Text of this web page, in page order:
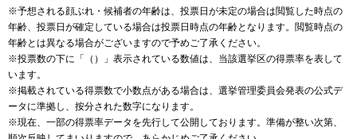
※予想される顔ぶれ・候補者の年齢は、投票日が未定の場合は閲覧した時点の
年齢、投票日が確定している場合は投票日時点の年齢となります。閲覧時点の
年齢とは異なる場合がございますので予めご了承ください。
※投票数の下に「（）」表示されている数値は、当該選挙区の得票率を表して
います。
※掲載されている得票数で小数点がある場合は、選挙管理委員会発表の公式デ
ータに準拠し、按分された数字になります。
※現在、一部の得票率データを先行して公開しております。準備が整い次第、